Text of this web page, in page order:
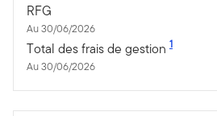
RFG
Au 30/06/2026
Total des frais de gestion 1
Au 30/06/2026